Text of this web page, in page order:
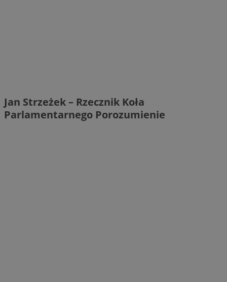
Jan Strzeżek – Rzecznik Koła
Parlamentarnego Porozumienie